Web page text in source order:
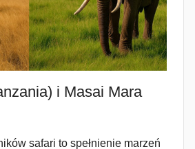
i Masai Mara
safari to spełnienie marzeń